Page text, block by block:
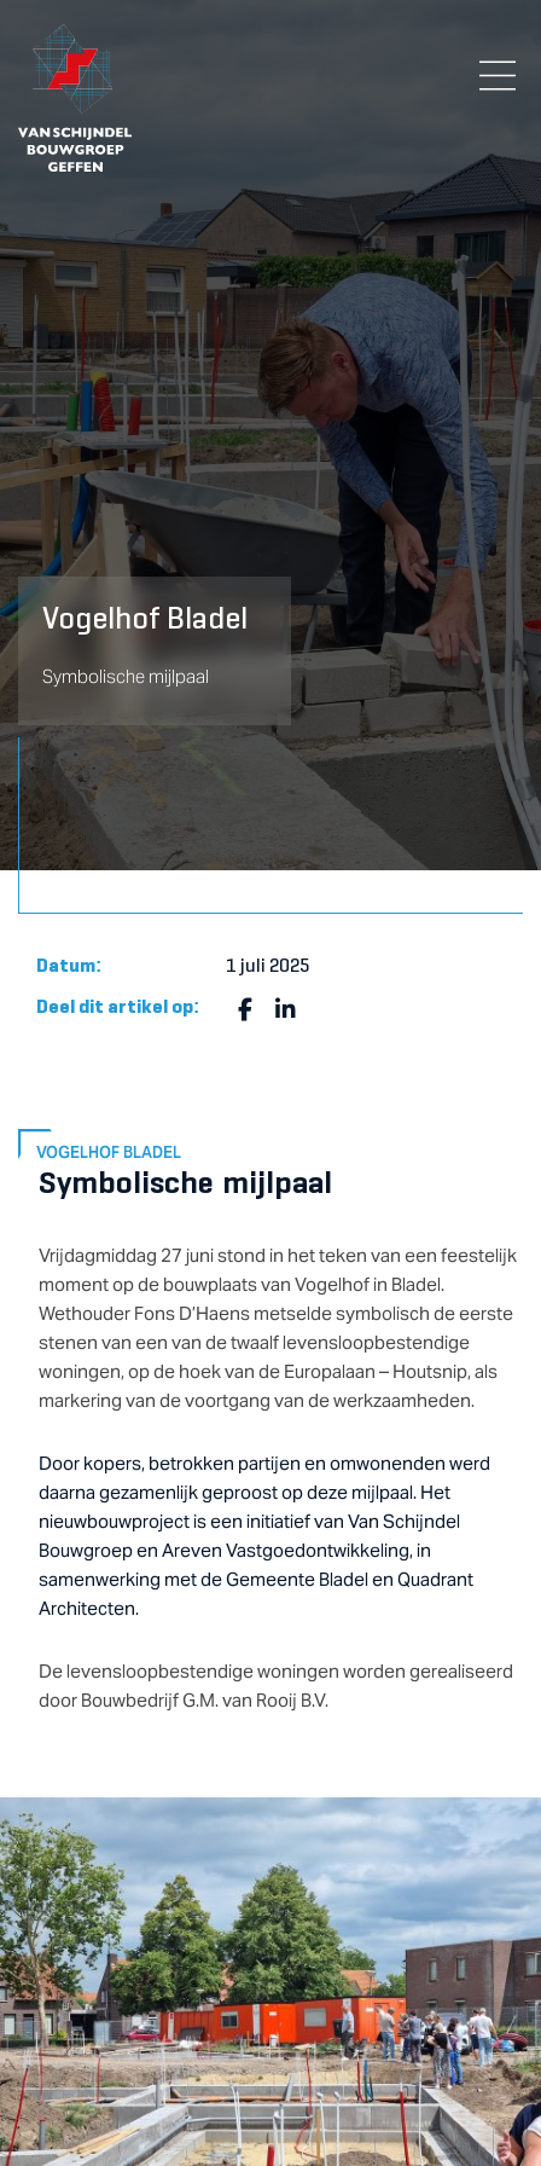
Vogelhof Bladel
Symbolische mijlpaal
Datum: 1 juli 2025
Deel dit artikel op:
VOGELHOF BLADEL
Symbolische mijlpaal
Vrijdagmiddag 27 juni stond in het teken van een feestelijk
moment op de bouwplaats van Vogelhof in Bladel.
Wethouder Fons D’Haens metselde symbolisch de eerste
stenen van een van de twaalf levensloopbestendige
woningen, op de hoek van de Europalaan – Houtsnip, als
markering van de voortgang van de werkzaamheden.
Door kopers, betrokken partijen en omwonenden werd
daarna gezamenlijk geproost op deze mijlpaal. Het
nieuwbouwproject is een initiatief van Van Schijndel
Bouwgroep en Areven Vastgoedontwikkeling, in
samenwerking met de Gemeente Bladel en Quadrant
Architecten.
De levensloopbestendige woningen worden gerealiseerd
door Bouwbedrijf G.M. van Rooij B.V.